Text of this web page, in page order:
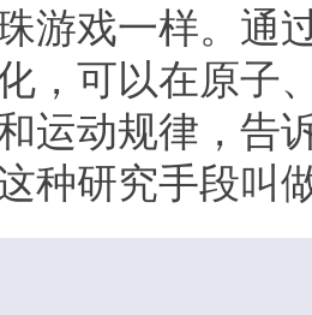
游戏一样。通
，可以在原子
运动规律，告
种研究手段叫